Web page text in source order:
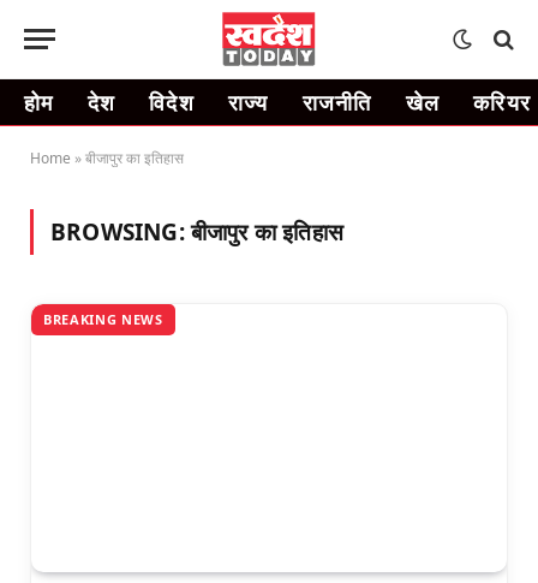
होम देश विदेश राज्य राजनीति खेल करियर
Home »बीजापुर का इतिहास
BROWSING:बीजापुर का इतिहास
BREAKING NEWS